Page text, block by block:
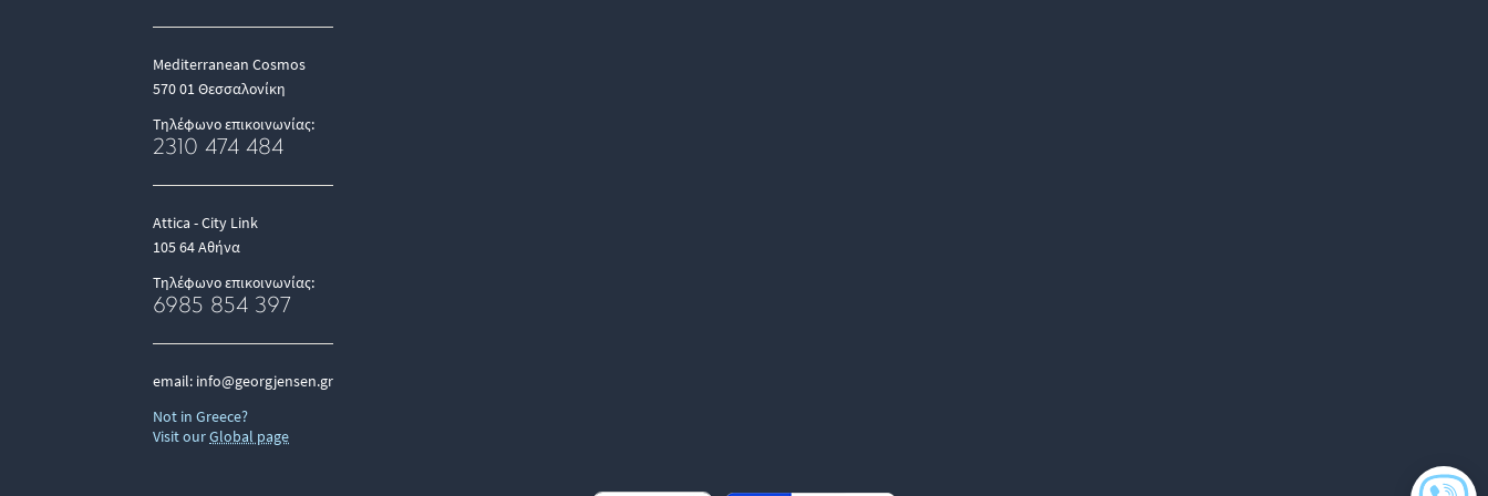
Mediterranean Cosmos
570 01 Θεσσαλονίκη
Τηλέφωνο επικοινωνίας:
2310 474 484
Attica - City Link
105 64 Αθήνα
Τηλέφωνο επικοινωνίας:
6985 854 397
email: info@georgjensen.gr
Not in Greece?
Visit ourGlobal page